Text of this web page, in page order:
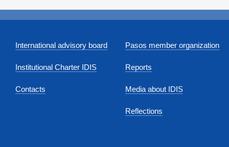
International advisory board
Institutional Charter IDIS
Contacts
Pasos member organization
Reports
Media about IDIS
Reflections